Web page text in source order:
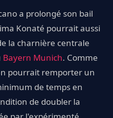
a prolongé son bail
Konaté pourrait aussi
la charnière centrale
Bayern Munich. Comme
pourrait remporter un
de temps en
de doubler la